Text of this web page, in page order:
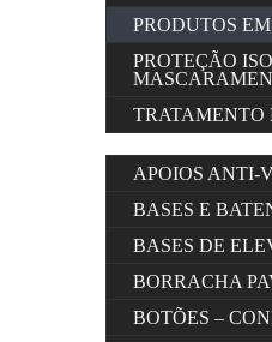
PRODUTOS
PROTEÇÃO
TRATAMENTO
APOIOS ANTI-
BASES E
BASES DE
BORRACHA
BOTÕES –